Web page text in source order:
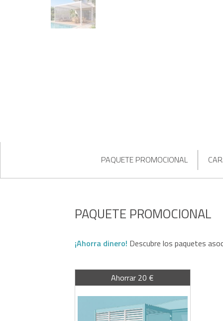
PAQUETE PROMOCIONAL
PAQUETE PROMOCIONAL
¡Ahorra dinero! Descubre los paquetes
Ahorrar 20 €